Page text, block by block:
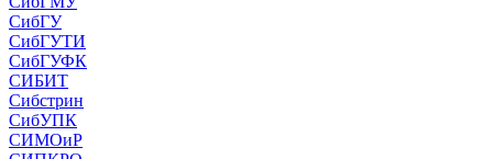
СибГУ
СибГУТИ
СибГУФК
СИБИТ
Сибстрин
СибУПК
СИМОиР